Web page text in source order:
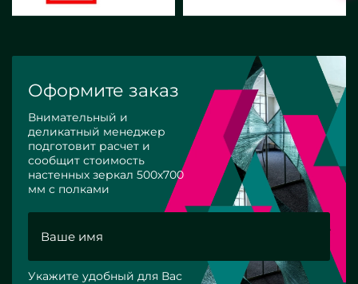
Оформите заказ
Внимательный и
деликатный менеджер
подготовит расчет и
сообщит стоимость
настенных зеркал 500х700
мм с полками
Укажите удобный для Вас